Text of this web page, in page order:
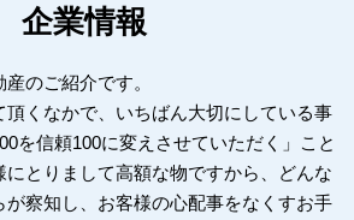
企業情報
のご紹介です。
くなかで、いちばん大切にしている事
を信頼100に変えさせていただく」こと
にとりまして高額な物ですから、どんな
察知し、お客様の心配事をなくすお手